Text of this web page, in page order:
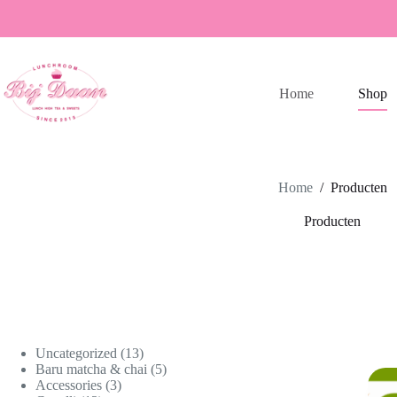
de
Home Shop
Home / Producten
Producten
Uncategorized 1313
producten
Baru matcha & chai 55
Accessories 33